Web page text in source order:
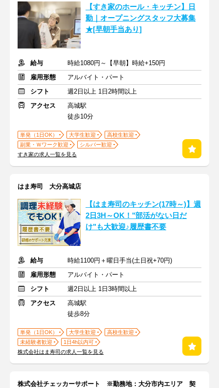
【すき家のホール・キッチン】日
勤｜オープニングスタッフ大募集
★[早朝手当あり]
給与
時給1080円～【早朝】時給+150円
雇用形態
アルバイト・パート
シフト
週2日以上 1日2時間以上
アクセス
高城駅
徒歩10分
単発（1日OK） 大学生歓迎
高校生歓迎
副業・Ｗワーク歓迎
シルバー歓迎
すき家の求人一覧を見る
はま寿司 大分高城店
【はま寿司のキッチン(17時～)】週
2日3H～OK！"部活がない日だ
け"も大歓迎♪履歴書不要
給与
時給1100円＋曜日手当(土日祝+70円)
雇用形態
アルバイト・パート
シフト
週2日以上 1日3時間以上
アクセス
高城駅
徒歩8分
単発（1日OK） 大学生歓迎
高校生歓迎
未経験者歓迎
1日4h以内可
株式会社はま寿司の求人一覧を見る
株式会社チェッカーサポート ※勤務地：大分市内エリア 契